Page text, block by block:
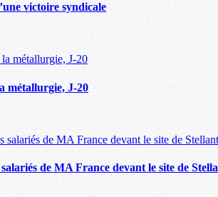
victoire syndicale
métallurgie, J-20
de MA France devant le site de